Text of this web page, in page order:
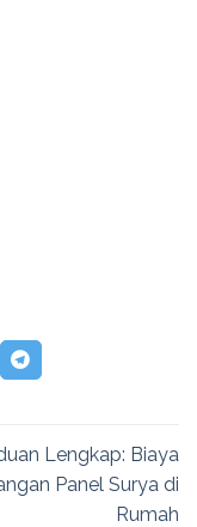
Lengkap: Biaya
Panel Surya di
Rumah